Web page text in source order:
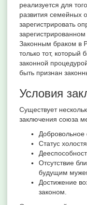
реализуется для
развития семейных
зарегистрировать
Законным браком в
только тот, который
законной
быть признан
Условия
Существует
заключения союза
Добровольное
Статус
Отсутствие
будущим
Достижение
законом.